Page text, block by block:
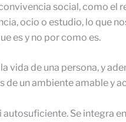
social, como el
ocio o estudio, lo que
es y no por como es.
vida de una persona, y
de un ambiente amable y
Se integra